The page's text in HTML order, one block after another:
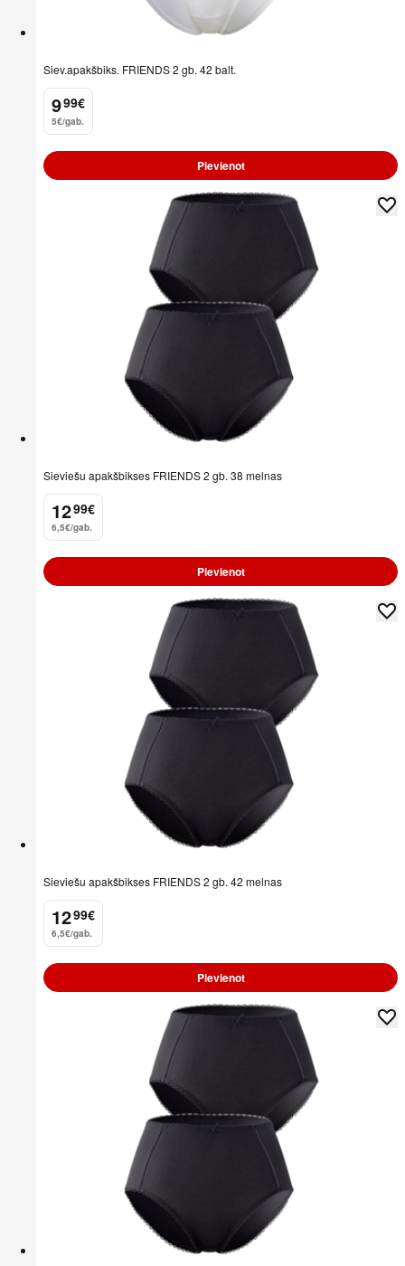
Siev.apakšbiks. FRIENDS 2 gb. 42 balt.
9
. 99€
5€/gab.
Pievienot
Sieviešu apakšbikses FRIENDS 2 gb. 38 melnas
12
. 99€
6,5€/gab.
Pievienot
Sieviešu apakšbikses FRIENDS 2 gb. 42 melnas
12
. 99€
6,5€/gab.
Pievienot